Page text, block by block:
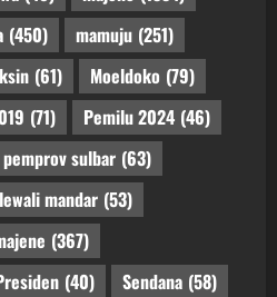
(450) mamuju (251)
(61) Moeldoko (79)
(71) Pemilu 2024 (46)
pemprov sulbar (63)
mandar (53)
(367)
(40) Sendana (58)